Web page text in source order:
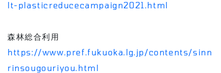
lt-plasticreducecampaign2021.html
森林総合利用
https://www.pref.fukuoka.lg.jp/contents/sinn
rinsougouriyou.html